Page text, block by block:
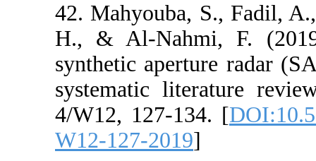
42.
H., & Al-
synthetic
systematic
4/W12, 127-
W12-127-2019